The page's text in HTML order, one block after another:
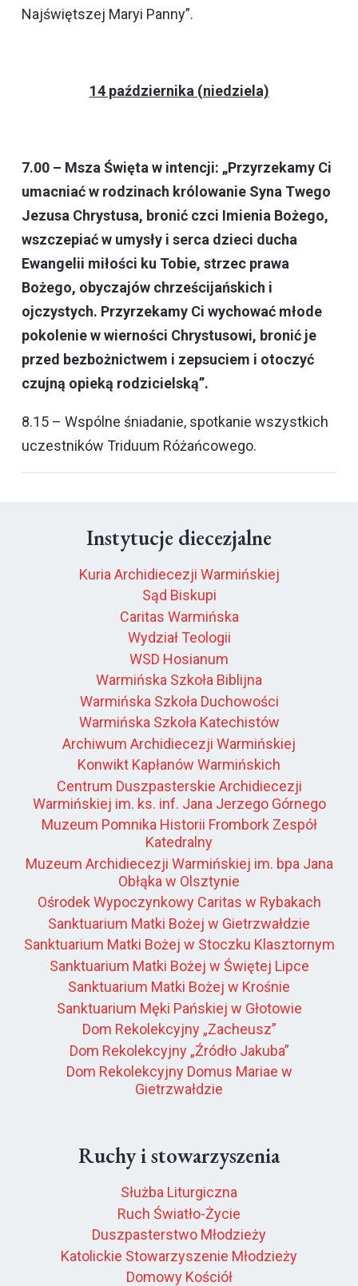
Najświętszej Maryi Panny”.
14 października (niedziela)
7.00 – Msza Święta w intencji: „Przyrzekamy Ci
umacniać w rodzinach królowanie Syna Twego
Jezusa Chrystusa, bronić czci Imienia Bożego,
wszczepiać w umysły i serca dzieci ducha
Ewangelii miłości ku Tobie, strzec prawa
Bożego, obyczajów chrześcijańskich i
ojczystych. Przyrzekamy Ci wychować młode
pokolenie w wierności Chrystusowi, bronić je
przed bezbożnictwem i zepsuciem i otoczyć
czujną opieką rodzicielską”.
8.15 – Wspólne śniadanie, spotkanie wszystkich
uczestników Triduum Różańcowego.
Instytucje diecezjalne
Kuria Archidiecezji Warmińskiej
Sąd Biskupi
Caritas Warmińska
Wydział Teologii
WSD Hosianum
Warmińska Szkoła Biblijna
Warmińska Szkoła Duchowości
Warmińska Szkoła Katechistów
Archiwum Archidiecezji Warmińskiej
Konwikt Kapłanów Warmińskich
Centrum Duszpasterskie Archidiecezji
Warmińskiej im. ks. inf. Jana Jerzego Górnego
Muzeum Pomnika Historii Frombork Zespół
Katedralny
Muzeum Archidiecezji Warmińskiej im. bpa Jana
Obłąka w Olsztynie
Ośrodek Wypoczynkowy Caritas w Rybakach
Sanktuarium Matki Bożej w Gietrzwałdzie
Sanktuarium Matki Bożej w Stoczku Klasztornym
Sanktuarium Matki Bożej w Świętej Lipce
Sanktuarium Matki Bożej w Krośnie
Sanktuarium Męki Pańskiej w Głotowie
Dom Rekolekcyjny „Zacheusz”
Dom Rekolekcyjny „Źródło Jakuba”
Dom Rekolekcyjny Domus Mariae w
Gietrzwałdzie
Ruchy i stowarzyszenia
Służba Liturgiczna
Ruch Światło-Życie
Duszpasterstwo Młodzieży
Katolickie Stowarzyszenie Młodzieży
Domowy Kościół